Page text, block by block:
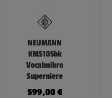
NEUMANN
KMS105bk
Vocalmikro
Superniere
599,00€